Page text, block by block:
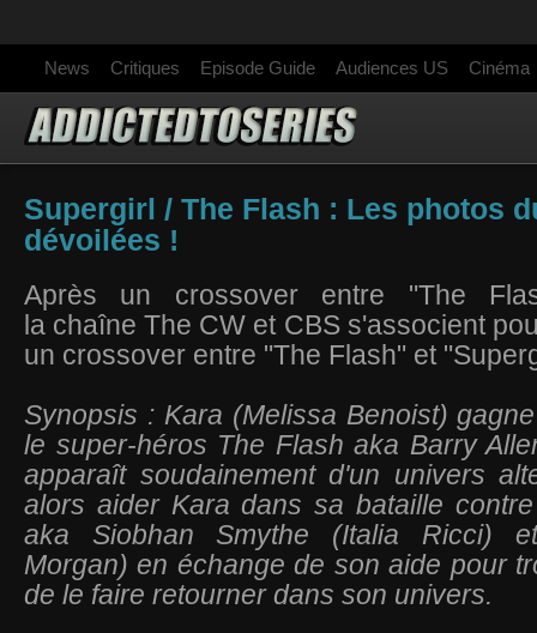
News Critiques Episode Guide Audiences US Cinéma
Supergirl / The Flash : Les photos
dévoilées !
Après un crossover entre "The
la chaîne The CW et CBS s'associent
un crossover entre "The Flash" et
Synopsis : Kara (Melissa Benoist)
le super-héros The Flash aka Barry
apparaît soudainement d'un univers
alors aider Kara dans sa bataille
aka Siobhan Smythe (Italia Ricci)
Morgan) en échange de son aide pour
de le faire retourner dans son univers.